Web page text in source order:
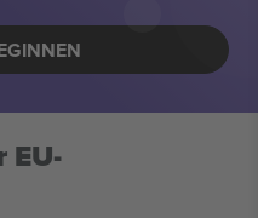
EU-